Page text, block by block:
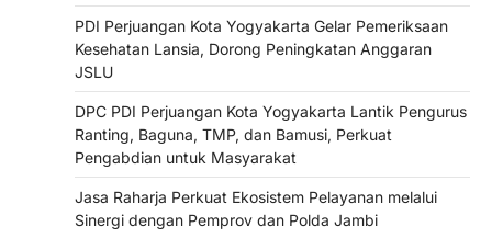
PDI Perjuangan Kota Yogyakarta Gelar Pemeriksaan
Kesehatan Lansia, Dorong Peningkatan Anggaran
JSLU
DPC PDI Perjuangan Kota Yogyakarta Lantik Pengurus
Ranting, Baguna, TMP, dan Bamusi, Perkuat
Pengabdian untuk Masyarakat
Jasa Raharja Perkuat Ekosistem Pelayanan melalui
Sinergi dengan Pemprov dan Polda Jambi